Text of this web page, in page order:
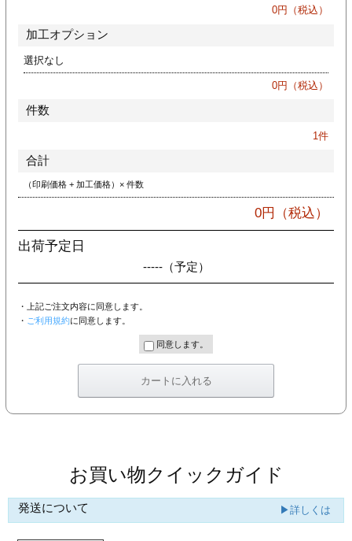
0円（税込）
加工オプション
選択なし
0円（税込）
件数
1件
合計
（印刷価格 + 加工価格）× 件数
0円（税込）
出荷予定日
-----（予定）
・上記ご注文内容に同意します。
・ ご利用規約に同意します。
同意します。
お買い物クイックガイド
発送について ▶詳しくは